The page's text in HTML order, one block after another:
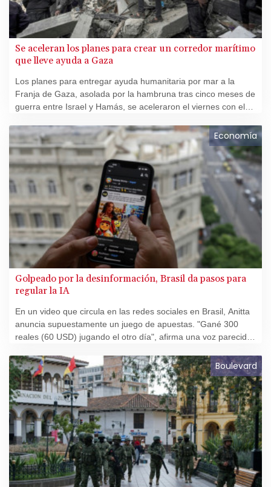
Se aceleran los planes para crear un corredor marítimo
que lleve ayuda a Gaza
Los planes para entregar ayuda humanitaria por mar a la
Franja de Gaza, asolada por la hambruna tras cinco meses de
guerra entre Israel y Hamás, se aceleraron el viernes con el
construcción de un puerto temporal.
Economía
Golpeado por la desinformación, Brasil da pasos para
regular la IA
En un video que circula en las redes sociales en Brasil, Anitta
anuncia supuestamente un juego de apuestas. "Gané 300
reales (60 USD) jugando el otro día", afirma una voz parecida
Boulevard